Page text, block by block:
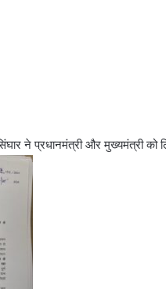
ने प्रधानमंत्री और मुख्यमंत्री को